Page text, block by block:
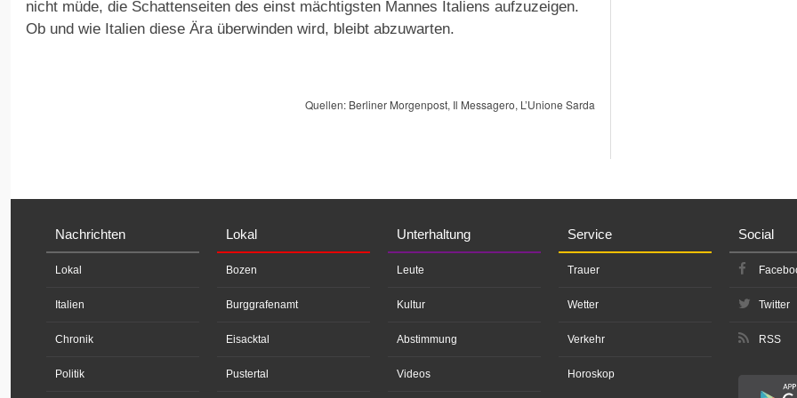
nicht müde, die Schattenseiten des einst mächtigsten Mannes Italiens aufzuzeigen.
Ob und wie Italien diese Ära überwinden wird, bleibt abzuwarten.
Quellen: Berliner Morgenpost, Il Messagero, L’Unione Sarda
Nachrichten
Lokal
Italien
Chronik
Politik
Lokal
Bozen
Burggrafenamt
Eisacktal
Pustertal
Unterhaltung
Leute
Kultur
Abstimmung
Videos
Service
Trauer
Wetter
Verkehr
Horoskop
Social
Twitter
RSS